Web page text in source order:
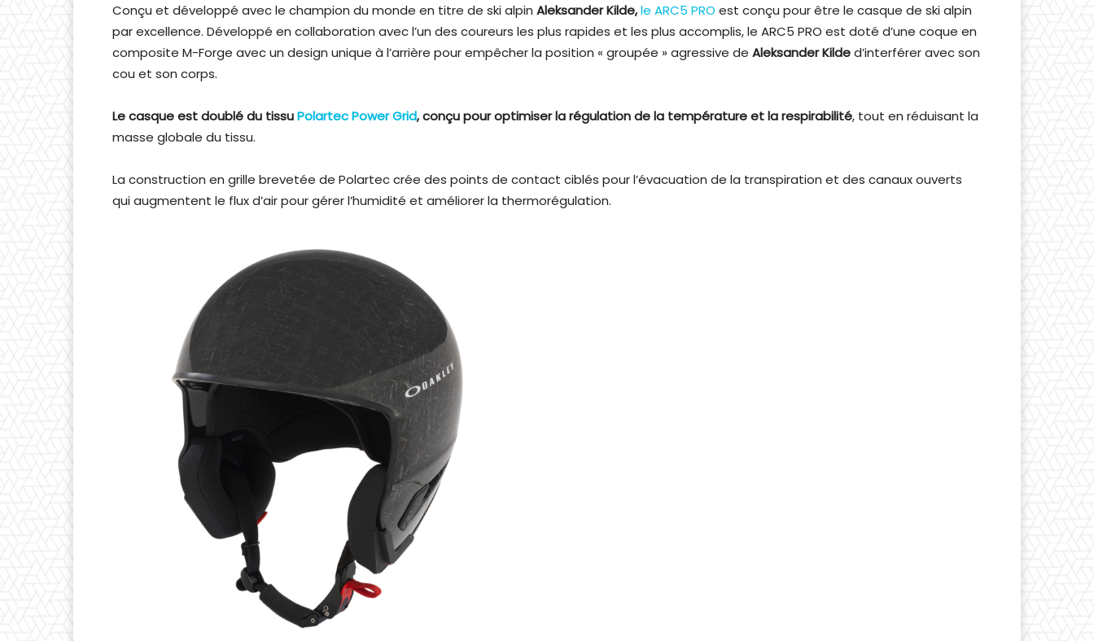
Conçu et développé avec le champion du monde en titre de ski alpin Aleksander Kilde,le ARC5 PRO est conçu pour être le casque de ski alpin
par excellence. Développé en collaboration avec l’un des coureurs les plus rapides et les plus accomplis, le ARC5 PRO est doté d’une coque en
composite M-Forge avec un design unique à l’arrière pour empêcher la position « groupée » agressive de Aleksander Kilded’interférer avec son
cou et son corps.
Le casque est doublé du tissuPolartec Power Grid, conçu pour optimiser la régulation de la température et la respirabilité, tout en réduisant la
masse globale du tissu.
La construction en grille brevetée de Polartec crée des points de contact ciblés pour l’évacuation de la transpiration et des canaux ouverts
qui augmentent le flux d’air pour gérer l’humidité et améliorer la thermorégulation.